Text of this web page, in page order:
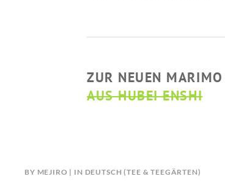
ZUR NEUEN
AUS HUBEI ENSHI
BY MEJIRO IN DEUTSCH (TEE & TEEGÄRTEN)